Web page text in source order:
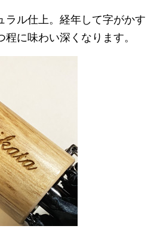
ラル仕上。経年して字がかす
に味わい深くなります。